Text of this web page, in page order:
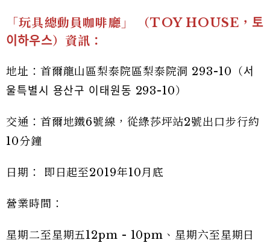
「玩具總動員咖啡廳」 （TOY HOUSE，토
이하우스）資訊：
地址：首爾龍山區梨泰院區梨泰院洞 293-10（서
울특별시 용산구 이태원동 293-10）
交通：首爾地鐵6號線，從綠莎坪站2號出口步行約
10分鐘
日期： 即日起至2019年10月底
營業時間：
星期二至星期五12pm - 10pm、星期六至星期日